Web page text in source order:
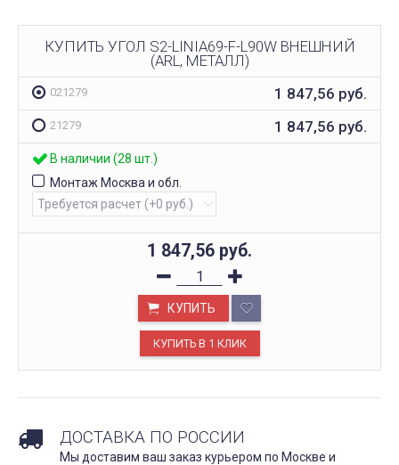
КУПИТЬ УГОЛ S2-LINIA69-F-L90W ВНЕШНИЙ
(ARL, МЕТАЛЛ)
021279 1 847,56 руб.
21279 1 847,56 руб.
В наличии (28 шт.)
Монтаж Москва и обл.
1 847,56 руб.
КУПИТЬ
ДОСТАВКА ПО РОССИИ
Мы доставим ваш заказ курьером по Москве и